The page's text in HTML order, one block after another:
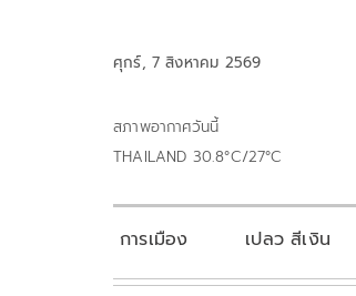
ศุกร์, 7 สิงหาคม 2569
สภาพอากาศวันนี้
THAILAND 30.8°C/27°C
การเมือง เปลว สีเงิน